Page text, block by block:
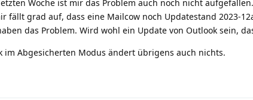
Woche ist mir das Problem auch noch nicht aufgefallen.
fällt grad auf, dass eine Mailcow noch Updatestand 2023-
das Problem. Wird wohl ein Update von Outlook sein,
im Abgesicherten Modus ändert übrigens auch nichts.